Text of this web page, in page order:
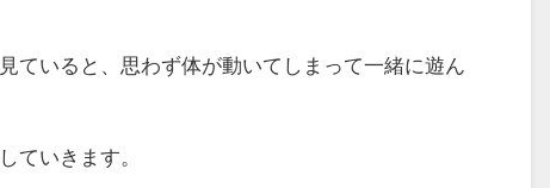
ていると、思わず体が動いてしまって一緒に遊ん
ていきます。